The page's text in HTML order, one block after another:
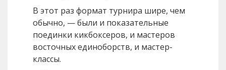
В этот раз формат турнира шире, чем
обычно, — были и показательные
поединки кикбоксеров, и мастеров
восточных единоборств, и мастер-
классы.